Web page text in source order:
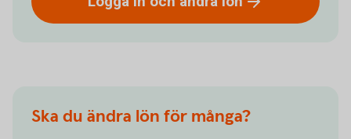
Ska du ändra lön för många?